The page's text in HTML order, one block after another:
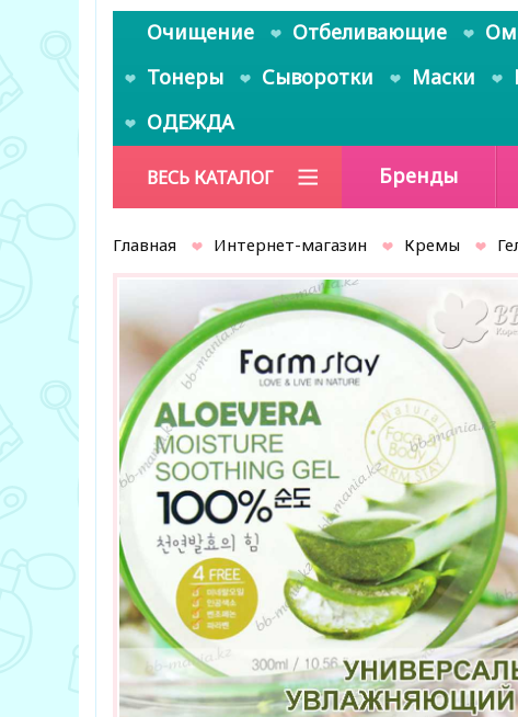
Очищение Отбеливающие
Тонеры
Сыворотки Маски
ОДЕЖДА
ВЕСЬ КАТАЛОГ Бренды
Главная Интернет-магазин Кремы